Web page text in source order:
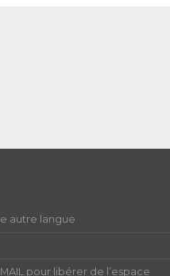
autre langue
pour libérer de l’espace